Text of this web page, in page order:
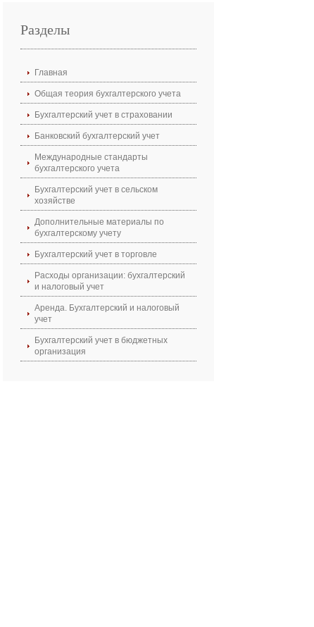
Разделы
Главная
Общая теория бухгалтерского учета
Бухгалтерский учет в страховании
Банковский бухгалтерский учет
Международные стандарты
бухгалтерского учета
Бухгалтерский учет в сельском
хозяйстве
Дополнительные материалы по
бухгалтерскому учету
Бухгалтерский учет в торговле
Расходы организации: бухгалтерский
и налоговый учет
Аренда. Бухгалтерский и налоговый
учет
Бухгалтерский учет в бюджетных
организация